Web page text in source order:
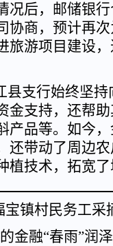
况后，邮储银
协商，预计再
旅游项目建设
县支行始终坚
金支持，还帮
品等。 如今
还带动了周边
植技术，拓宽
宝镇村民务工采
金融“春雨”润